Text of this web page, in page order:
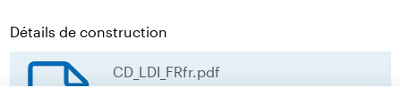
Détails de construction
CD_LDI_FRfr.pdf